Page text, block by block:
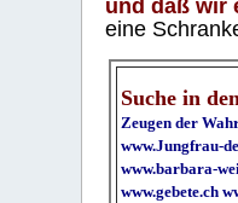
und daß wir
eine
Suche in
Zeugen der
www.Jungfrau-
www.barbara-
www.gebete.ch